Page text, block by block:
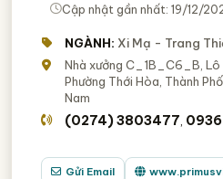
Cập nhật gần nhất: 19/12/
NGÀNH: Xi Mạ - Trang
Nhà xưởng C_1B_C6_B, Lô
Phường Thới Hòa, Thành
Nam
(0274) 3803477
Gửi Email